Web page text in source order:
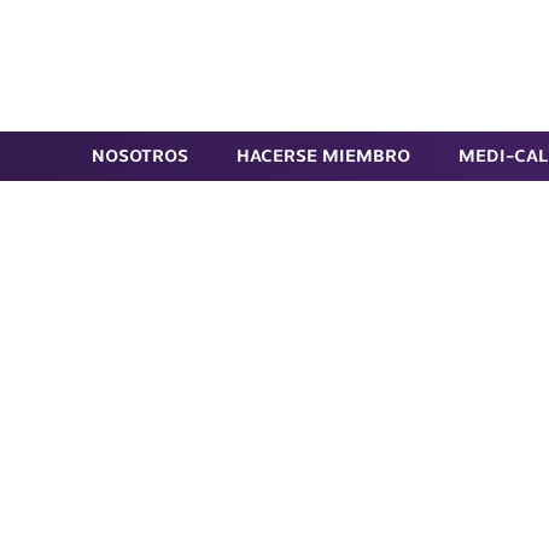
NOSOTROS HACERSE MIEMBRO MEDI-CAL